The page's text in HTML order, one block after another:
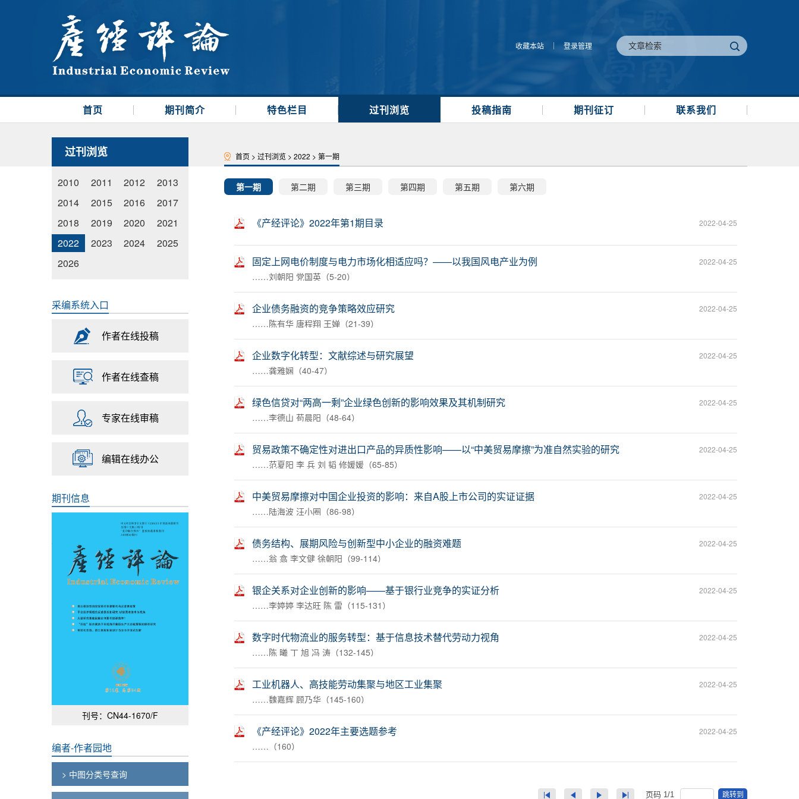
收藏本站 登录管理
首页 期刊简介 特色栏目 过刊浏览 投稿指南 期刊征订 联系我们
过刊浏览
2010 2011 2012
2013
2014
2015 2016
2017
2018
2019 2020
2021
2022
2023 2024
2025
2026
采编系统入口
作者在线投稿
作者在线查稿
专家在线审稿
编辑在线办公
期刊信息
刊号：CN44-1670/F
编者-作者园地
> 中图分类号查询
首页 > 过刊浏览 > 2022 > 第一期
第一期 第二期 第三期 第四期 第五期 第六期
《产经评论》2022年第1期目录 2022-04-25
固定上网电价制度与电力市场化相适应吗？——以我国风电产业为例 2022-04-25
……刘朝阳 党国英（5-20）
企业债务融资的竞争策略效应研究 2022-04-25
……陈有华 唐程翔 王婵（21-39）
企业数字化转型：文献综述与研究展望 2022-04-25
……龚雅娴（40-47）
绿色信贷对“两高一剩”企业绿色创新的影响效果及其机制研究 2022-04-25
……李德山 苟晨阳（48-64）
贸易政策不确定性对进出口产品的异质性影响——以“中美贸易摩擦”为准自然实验的研究 2022-04-25
……范夏阳 李 兵 刘 韬 修媛媛（65-85）
中美贸易摩擦对中国企业投资的影响：来自A股上市公司的实证证据 2022-04-25
……陆海波 汪小圈（86-98）
债务结构、展期风险与创新型中小企业的融资难题 2022-04-25
……翁 翕 李文健 徐朝阳（99-114）
银企关系对企业创新的影响——基于银行业竞争的实证分析 2022-04-25
……李婷婷 李达旺 陈 雷（115-131）
数字时代物流业的服务转型：基于信息技术替代劳动力视角 2022-04-25
……陈 曦 丁 旭 冯 涛（132-145）
工业机器人、高技能劳动集聚与地区工业集聚 2022-04-25
……魏嘉辉 顾乃华（145-160）
《产经评论》2022年主要选题参考 2022-04-25
……（160）
页码 1/1 跳转到